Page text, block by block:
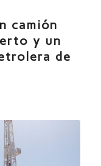
camión
y un
de